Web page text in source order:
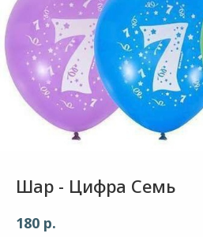
Шар - Цифра Семь
180 р.